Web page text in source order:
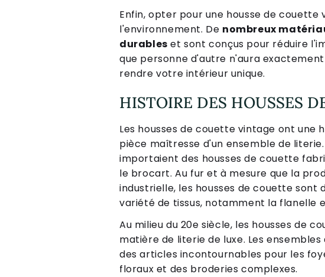
Enfin, opter pour une housse de
l'environnement. De nombreux
durables et sont conçus pour réduire
que personne d'autre n'aura
rendre votre intérieur unique.
HISTOIRE DES HOUSSES
Les housses de couette vintage ont
pièce maîtresse d'un ensemble de
importaient des housses de couette
le brocart. Au fur et à mesure que la
industrielle, les housses de couette
variété de tissus, notamment la flanelle
Au milieu du 20e siècle, les housses de
matière de literie de luxe. Les
des articles incontournables pour les
floraux et des broderies complexes.